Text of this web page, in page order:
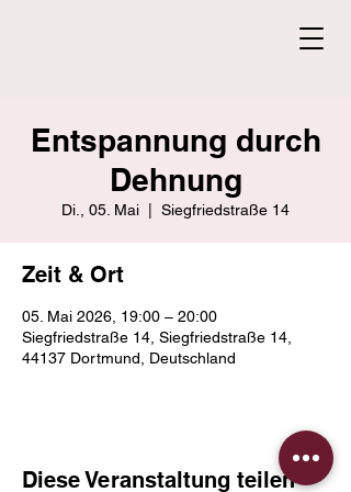
Entspannung durch
Dehnung
Di., 05. Mai Siegfriedstraße 14
Zeit & Ort
05. Mai 2026, 19:00 – 20:00
Siegfriedstraße 14, Siegfriedstraße 14,
44137 Dortmund, Deutschland
Diese Veranstaltung teilen